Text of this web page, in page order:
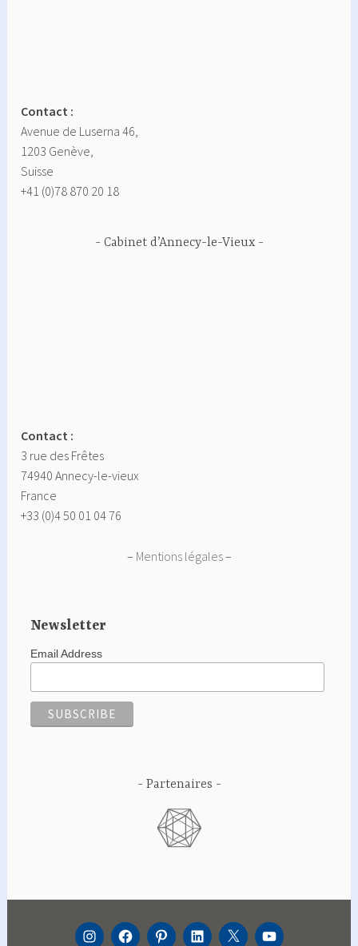
Contact :
Avenue de Luserna 46,
1203 Genève,
Suisse
+41 (0)78 870 20 18
Cabinet d’Annecy-le-Vieux
Contact :
3 rue des Frêtes
74940 Annecy-le-vieux
France
+33 (0)4 50 01 04 76
– Mentions légales–
Newsletter
Email Address
Partenaires
INSTAGRAM
FACEBOOK
PINTEREST
LINKEDIN
TWITTERYOUTUBE